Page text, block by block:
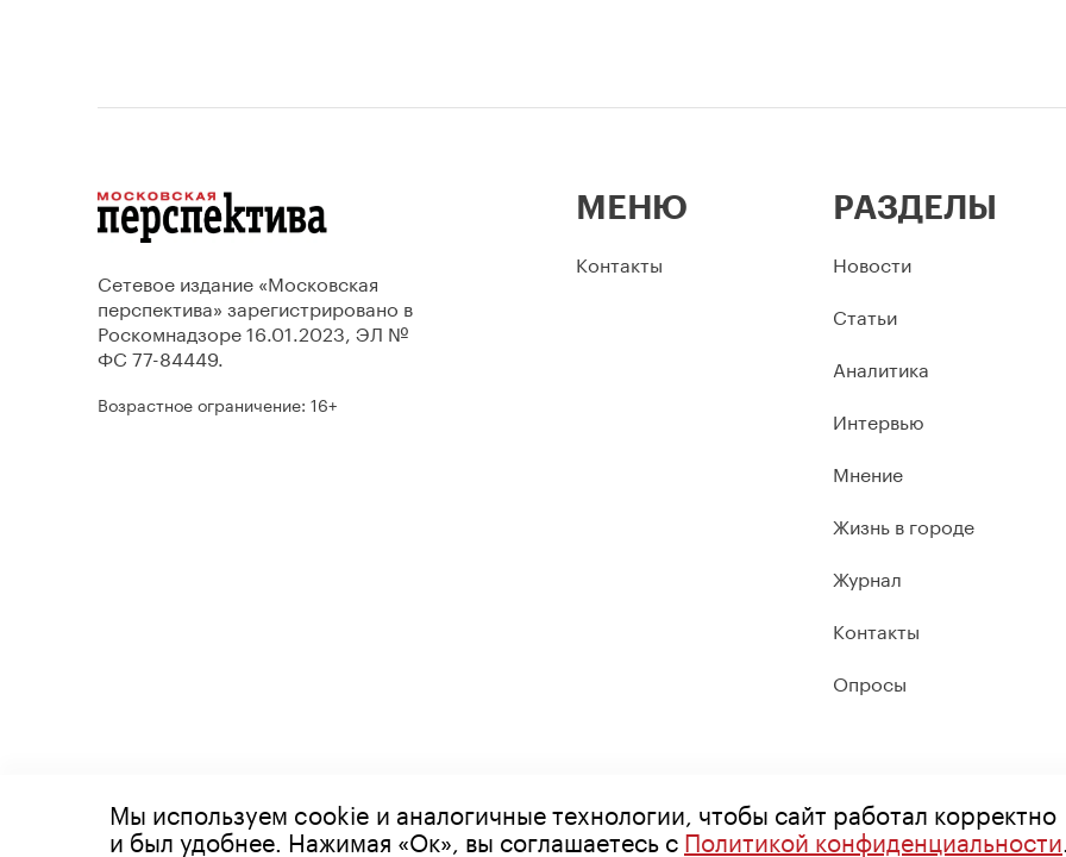
Сетевое издание «Московская
перспектива» зарегистрировано в
Роскомнадзоре 16.01.2023, ЭЛ №
ФС 77-84449.
Возрастное ограничение: 16+
МЕНЮ
Контакты
РАЗДЕЛЫ
Новости
Статьи
Аналитика
Интервью
Мнение
Жизнь в городе
Журнал
Контакты
Опросы
© 2026 Все права защищены
Мы используем cookie и аналогичные технологии, чтобы сайт работал корректно
и был удобнее. Нажимая «Ок», вы соглашаетесь сПолитикой конфиденциальности